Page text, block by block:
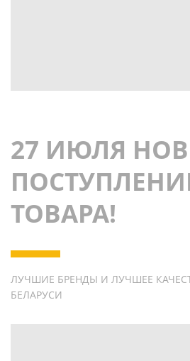
27 ИЮЛЯ
ТОВАРА!
ЛУЧШИЕ БРЕНДЫ И ЛУЧШЕЕ
БЕЛАРУСИ